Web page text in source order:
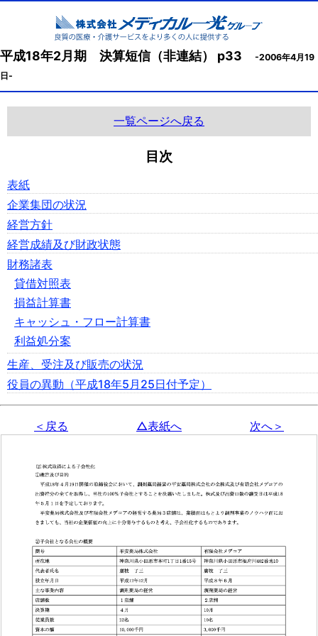
平成18年2月期 決算短信（非連結） p33
-2006年4月19
日-
一覧ページへ戻る
目次
表紙
企業集団の状況
経営方針
経営成績及び財政状態
財務諸表
貸借対照表
損益計算書
キャッシュ・フロー計算書
利益処分案
生産、受注及び販売の状況
役員の異動（平成18年5月25日付予定）
＜戻る △表紙へ 次へ＞